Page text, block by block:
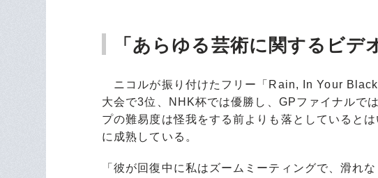
「あらゆる芸術に関するビデ
ニコルが振り付けたフリー「Rain, In Your
大会で3位、NHK杯では優勝し、GPファイナルで
プの難易度は怪我をする前よりも落としていると
に成熟している。
「彼が回復中に私はズームミーティングで、滑れ